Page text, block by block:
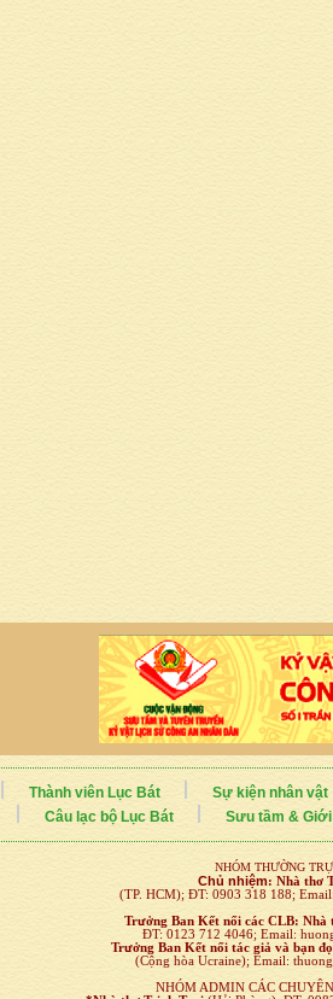
Thành viên Lục Bát Sự kiện nhân vật
Câu lạc bộ Lục Bát Sưu tầm &
NHÓM THƯỜNG
Chủ nhiệm: Nhà thơ
(TP. HCM); ĐT: 0903 318 188;
Trưởng Ban Kết nối các CLB: Nhà
ĐT: 0123 712 4046; Email:
Trưởng Ban Kết nối tác giả và bạn
(Cộng hòa Ucraine); Email:
NHÓM ADMIN CÁC